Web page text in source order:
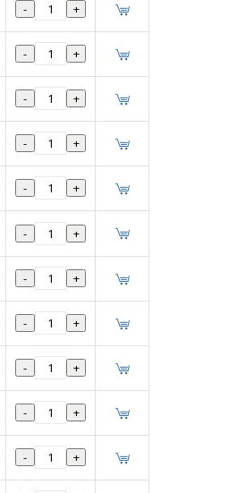
- +
- +
- +
- +
- +
- +
- +
- +
- +
- +
- +